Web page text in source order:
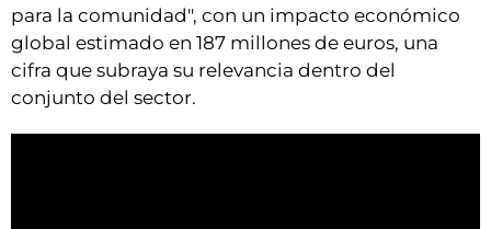
para la comunidad", con un impacto económico
global estimado en 187 millones de euros, una
cifra que subraya su relevancia dentro del
conjunto del sector.